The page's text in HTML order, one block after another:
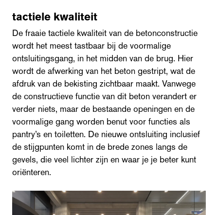
tactiele kwaliteit
De fraaie tactiele kwaliteit van de betonconstructie
wordt het meest tastbaar bij de voormalige
ontsluitingsgang, in het midden van de brug. Hier
wordt de afwerking van het beton gestript, wat de
afdruk van de bekisting zichtbaar maakt. Vanwege
de constructieve functie van dit beton verandert er
verder niets, maar de bestaande openingen en de
voormalige gang worden benut voor functies als
pantry’s en toiletten. De nieuwe ontsluiting inclusief
de stijgpunten komt in de brede zones langs de
gevels, die veel lichter zijn en waar je je beter kunt
oriënteren.